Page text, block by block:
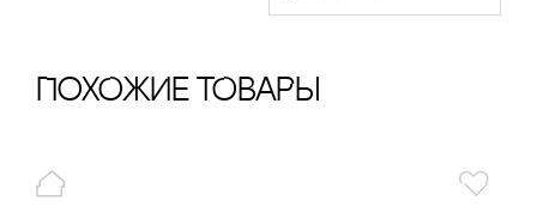
ПохОжИе тОваРы